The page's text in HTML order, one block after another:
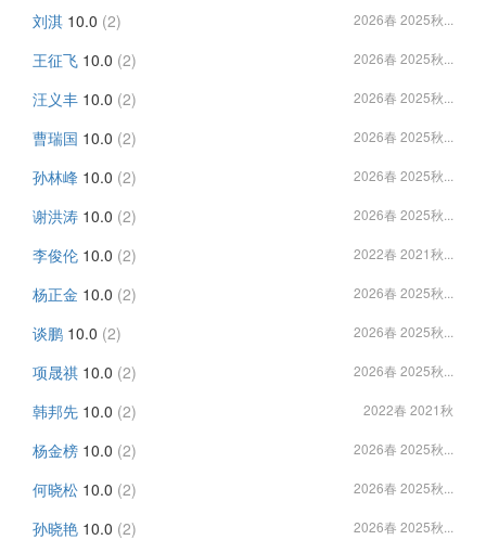
刘淇 10.0 (2) 2026春 2025秋...
王征飞 10.0 (2) 2026春 2025秋...
汪义丰 10.0 (2) 2026春 2025秋...
曹瑞国 10.0 (2) 2026春 2025秋...
孙林峰 10.0 (2) 2026春 2025秋...
谢洪涛 10.0 (2) 2026春 2025秋...
李俊伦 10.0 (2) 2022春 2021秋...
杨正金 10.0 (2) 2026春 2025秋...
谈鹏 10.0 (2) 2026春 2025秋...
项晟祺 10.0 (2) 2026春 2025秋...
韩邦先 10.0 (2) 2022春 2021秋
杨金榜 10.0 (2) 2026春 2025秋...
何晓松 10.0 (2) 2026春 2025秋...
孙晓艳 10.0 (2) 2026春 2025秋...